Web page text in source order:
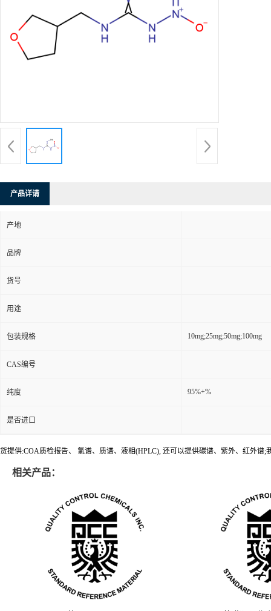
产品详请
产地
品牌
货号
用途
包装规格 10mg;25mg;50mg;100mg
CAS编号
纯度 95%+%
是否进口
货提供:COA质检报告、 氢谱、质谱、液相(HPLC), 还可以提供碳谱、紫外、红外谱;
相关产品：